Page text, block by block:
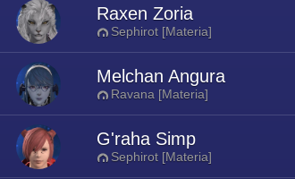
Raxen Zoria
Sephirot [Materia]
Melchan Angura
Ravana [Materia]
G'raha Simp
Sephirot [Materia]